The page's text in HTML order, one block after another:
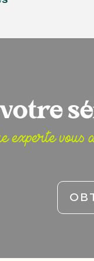
experte vous